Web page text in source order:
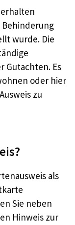
Behinderung
wurde. Die
Gutachten. Es
oder hier
zu
als
Sie neben
Hinweis zur